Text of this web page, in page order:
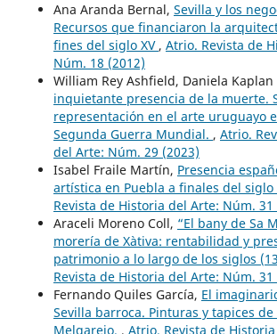
Ana Aranda Bernal, Sevilla y los
Recursos que financiaron la
fines del siglo XV , Atrio. Revista de
Núm. 18 (2012)
William Rey Ashfield, Daniela Kaplan
inquietante presencia de la muerte.
representación en el arte uruguayo
Segunda Guerra Mundial. , Atrio.
del Arte: Núm. 29 (2023)
Isabel Fraile Martín, Presencia
artística en Puebla a finales del siglo
Revista de Historia del Arte: Núm. 31
Araceli Moreno Coll, “El bany de Sa
morería de Xàtiva: rentabilidad y
patrimonio a lo largo de los siglos
Revista de Historia del Arte: Núm. 31
Fernando Quiles García, El
Sevilla barroca. Pinturas y tapices
Melgarejo. , Atrio. Revista de